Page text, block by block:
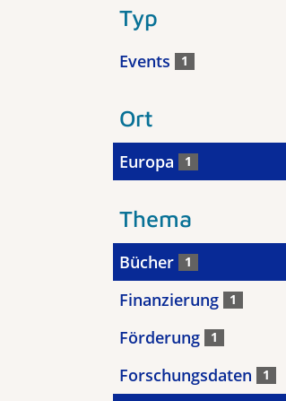
Typ
Events 1
Ort
Europa 1
Thema
Bücher 1
Finanzierung 1
Förderung 1
Forschungsdaten 1